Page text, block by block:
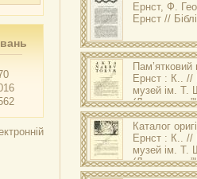
Ернст, Ф.
Ернст //
Пам’ятковий
Ернст : К.. //
музей ім. Т.
(Держтрест
Каталог
Ернст : К.. //
музей ім. Т.
(Держтрест